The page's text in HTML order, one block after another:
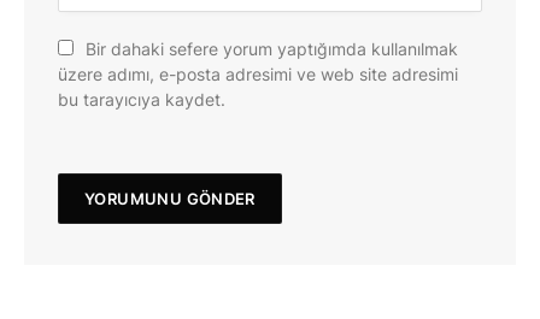
Bir dahaki sefere yorum yaptığımda kullanılmak
üzere adımı, e-posta adresimi ve web site adresimi
bu tarayıcıya kaydet.